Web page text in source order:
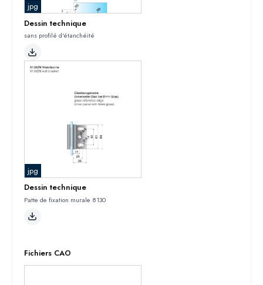
jpg
Dessin technique
sans profilé d'étanchéité
jpg
Dessin technique
Patte de fixation murale 8130
Fichiers CAO